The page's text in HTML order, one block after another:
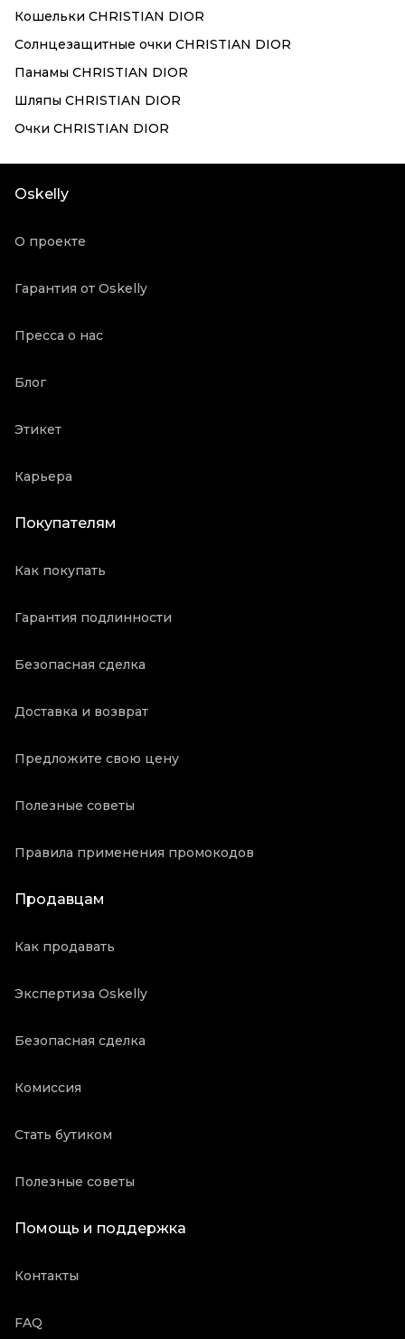
Кошельки CHRISTIAN DIOR
Солнцезащитные очки CHRISTIAN DIOR
Панамы CHRISTIAN DIOR
Шляпы CHRISTIAN DIOR
Очки CHRISTIAN DIOR
Oskelly
О проекте
Гарантия от Oskelly
Пресса о нас
Блог
Этикет
Карьера
Покупателям
Как покупать
Гарантия подлинности
Безопасная сделка
Доставка и возврат
Предложите свою цену
Полезные советы
Правила применения промокодов
Продавцам
Как продавать
Экспертиза Oskelly
Безопасная сделка
Комиссия
Стать бутиком
Полезные советы
Помощь и поддержка
Контакты
FAQ